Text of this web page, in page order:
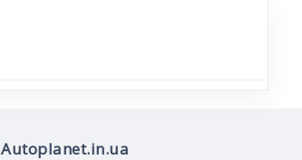
Autoplanet.in.ua